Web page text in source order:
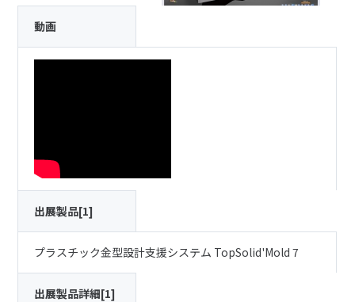
動画
出展製品[1]
プラスチック金型設計支援システム TopSolid'Mold 7
出展製品詳細[1]